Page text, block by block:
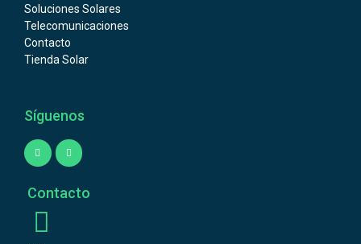
Soluciones Solares
Telecomunicaciones
Contacto
Tienda Solar
Síguenos
Contacto